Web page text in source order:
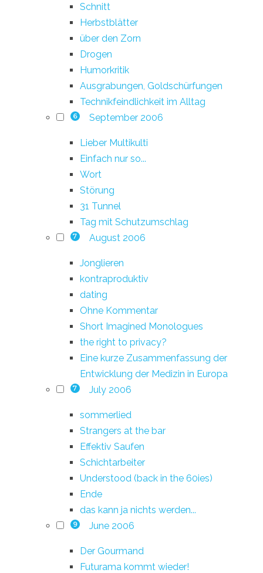
Schnitt
Herbstblätter
über den Zorn
Drogen
Humorkritik
Ausgrabungen, Goldschürfungen
Technikfeindlichkeit im Alltag
6 September 2006
Lieber Multikulti
Einfach nur so...
Wort
Störung
31 Tunnel
Tag mit Schutzumschlag
7 August 2006
Jonglieren
kontraproduktiv
dating
Ohne Kommentar
Short Imagined Monologues
the right to privacy?
Eine kurze Zusammenfassung der
Entwicklung der Medizin in Europa
7 July 2006
sommerlied
Strangers at the bar
Effektiv Saufen
Schichtarbeiter
Understood (back in the 60ies)
Ende
das kann ja nichts werden...
9 June 2006
Der Gourmand
Futurama kommt wieder!